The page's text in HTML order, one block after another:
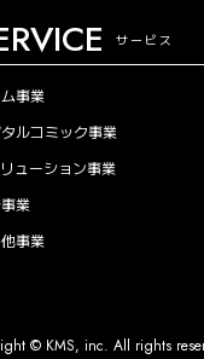
サービス
事業
ルコミック事業
ューション事業
業
事業
© KMS, inc. All rights